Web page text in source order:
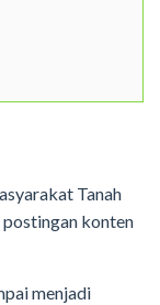
Tanah
konten
menjadi